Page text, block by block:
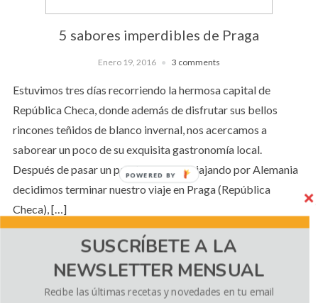
5 sabores imperdibles de Praga
Enero 19, 2016 3 comments
Estuvimos tres días recorriendo la hermosa capital de
República Checa, donde además de disfrutar sus bellos
rincones teñidos de blanco invernal, nos acercamos a
saborear un poco de su exquisita gastronomía local.
Después de pasar un par de semanas viajando por Alemania
decidimos terminar nuestro viaje en Praga (República
Checa), […]
CONTINUE READING
SUSCRÍBETE A LA
NEWSLETTER MENSUAL
Recibe las últimas recetas y novedades en tu email
POWERED BY